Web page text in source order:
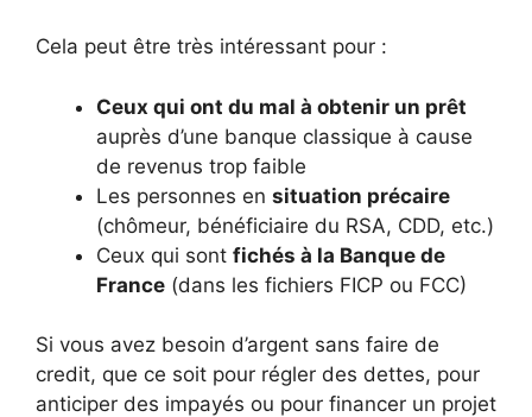
Cela peut être très intéressant pour :
Ceux qui ont du mal à obtenir un prêt
auprès d’une banque classique à cause
de revenus trop faible
Les personnes en situation précaire
(chômeur, bénéficiaire du RSA, CDD, etc.)
Ceux qui sont fichés à la Banque de
France (dans les fichiers FICP ou FCC)
Si vous avez besoin d’argent sans faire de
credit, que ce soit pour régler des dettes, pour
anticiper des impayés ou pour financer un projet